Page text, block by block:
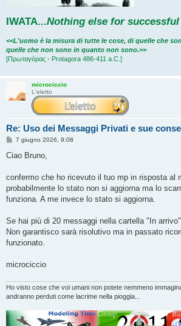
IWATA...Nothing else for
<<L'uomo è la misura di tutte le cose, di quelle che
quelle che non sono in quanto non sono.>>
[Πρωταγόρας - Protagora 486-411 a.C.]
microciccio
L'eletto
Re: Uso dei Messaggi Privati e sue
M
s
g
i
o
7 giugno 2026, 9:08
Ciao Bruno,
confermo che ho ricevuto il tuo mp in risposta al
probabilmente lo stato non si aggiorna ma lo
funziona. A me invece lo stato si aggiorna.
Se hai più di 20 messaggi nella cartella "In
Non garantisco sarà risolutivo ma in passato
funzionato.
microciccio
Ho visto cose che voi umani non potete nemmeno
andranno perduti come lacrime nella pioggia...